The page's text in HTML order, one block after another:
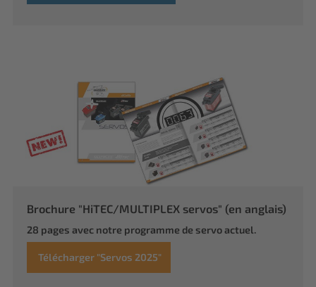
Brochure "HiTEC/MULTIPLEX servos" (en anglais)
28 pages avec notre programme de servo actuel.
Télécharger "Servos 2025"